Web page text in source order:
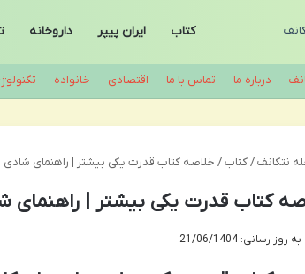
کتاب ایران پیپر داروخانه
درباره ما تماس با ما اقتصادی خانواده
نتکانف / کتاب / خلاصه کتاب قدرت یکی بیشتر | راهنمای
کتاب قدرت یکی بیشتر | راهنمای
روز رسانی: 21/06/1404